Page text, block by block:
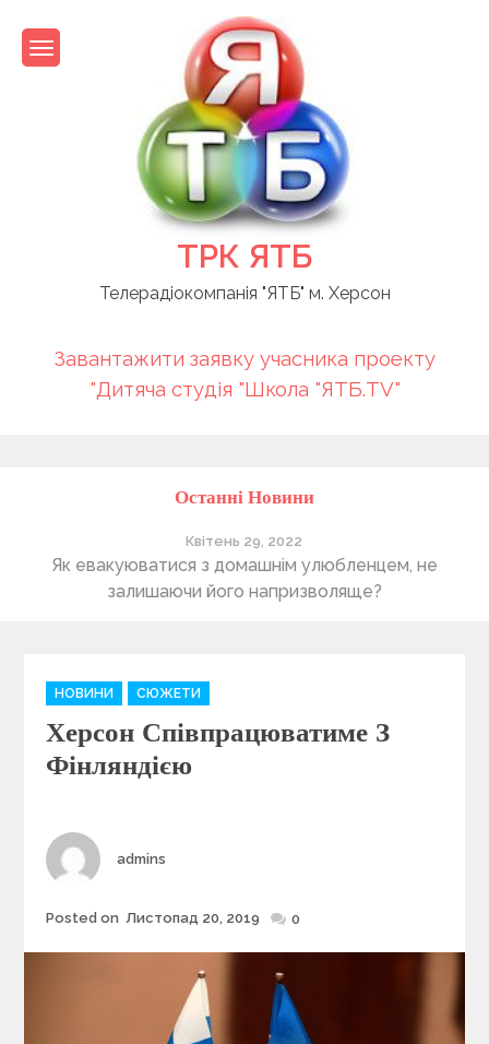
content
ТРК ЯТБ
Телерадіокомпанія "ЯТБ" м. Херсон
Завантажити заявку учасника проекту
"Дитяча студія "Школа "ЯТБ.TV"
Останні Новини
Квітень 29, 2022
Як евакуюватися з домашнім улюбленцем, не
залишаючи його напризволяще?
C
a
t
e
g
i
e
НОВИНИ СЮЖЕТИ
Херсон Співпрацюватиме З
Фінляндією
Author
admins
Posted
Posted on Листопад 20, 2019 0